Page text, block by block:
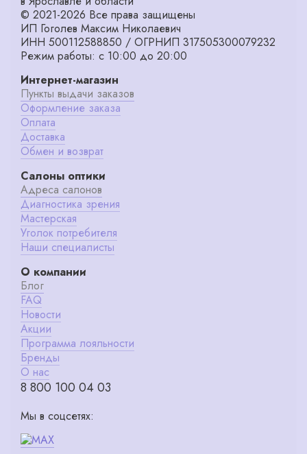
© 2021-2026 Все права защищены
ИП Гоголев Максим Николаевич
ИНН 500112588850 / ОГРНИП 317505300079232
Режим работы: с 10:00 до 20:00
Интернет-магазин
Пункты выдачи заказов
Оформление заказа
Оплата
Доставка
Обмен и возврат
Салоны оптики
Адреса салонов
Диагностика зрения
Мастерская
Уголок потребителя
Наши специалисты
О компании
Блог
FAQ
Новости
Акции
Программа лояльности
Бренды
О нас
8 800 100 04 03
Мы в соцсетях: